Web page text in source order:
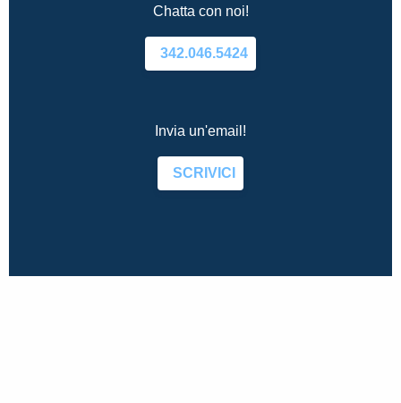
Chatta con noi!
342.046.5424
Invia un'email!
SCRIVICI